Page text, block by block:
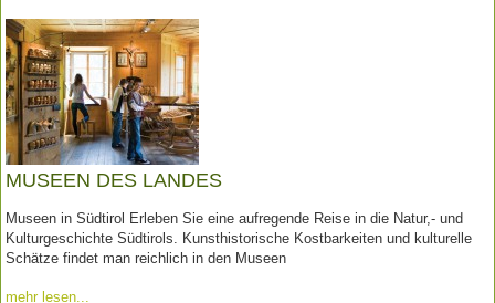
MUSEEN DES LANDES
Museen in Südtirol Erleben Sie eine aufregende Reise in die Natur,- und
Kulturgeschichte Südtirols. Kunsthistorische Kostbarkeiten und kulturelle
Schätze findet man reichlich in den Museen
mehr lesen